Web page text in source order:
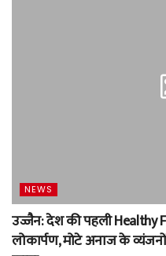
NEWS
उज्जैन: देश की पहली Healthy
लोकार्पण, मोटे अनाज के